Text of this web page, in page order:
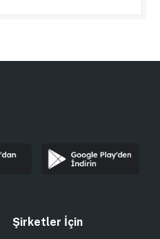
Şirketler İçin